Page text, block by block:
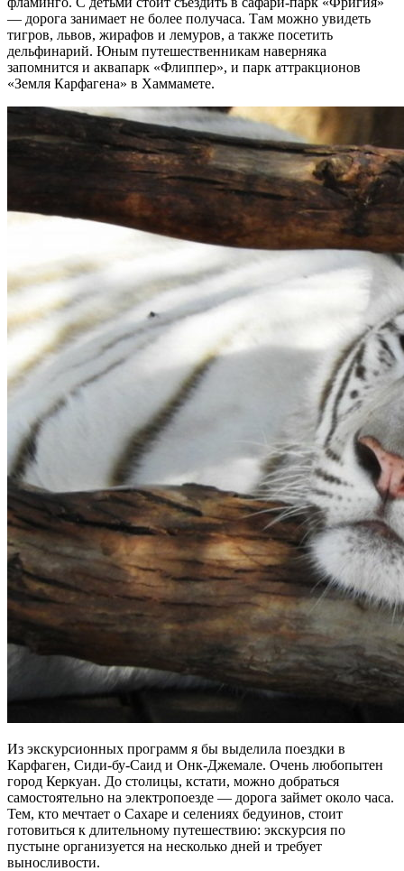
— дорога занимает не более получаса. Там можно увидеть
тигров, львов, жирафов и лемуров, а также посетить
дельфинарий. Юным путешественникам наверняка
запомнится и аквапарк «Флиппер», и парк аттракционов
«Земля Карфагена» в Хаммамете.
Из экскурсионных программ я бы выделила поездки в
Карфаген, Сиди-бу-Саид и Онк-Джемале. Очень любопытен
город Керкуан. До столицы, кстати, можно добраться
самостоятельно на электропоезде — дорога займет около часа.
Тем, кто мечтает о Сахаре и селениях бедуинов, стоит
готовиться к длительному путешествию: экскурсия по
пустыне организуется на несколько дней и требует
выносливости.